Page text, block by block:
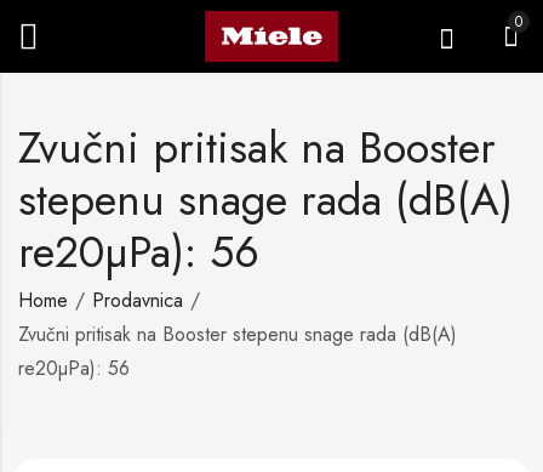
0
Zvučni pritisak na Booster
stepenu snage rada (dB(A)
re20µPa): 56
Home
Prodavnica
Zvučni pritisak na Booster stepenu snage rada (dB(A)
re20µPa): 56